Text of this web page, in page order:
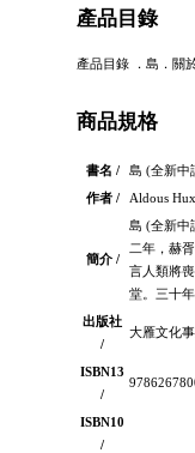
產品目錄
產品目錄 ．島．關
商品規格
書名 /
島 (全新中
作者 /
Aldous
簡介 /
島 (全新中
二年，赫
言人類將
堂。三十年
出版社
/
大雁文化
ISBN13
/
ISBN10
/